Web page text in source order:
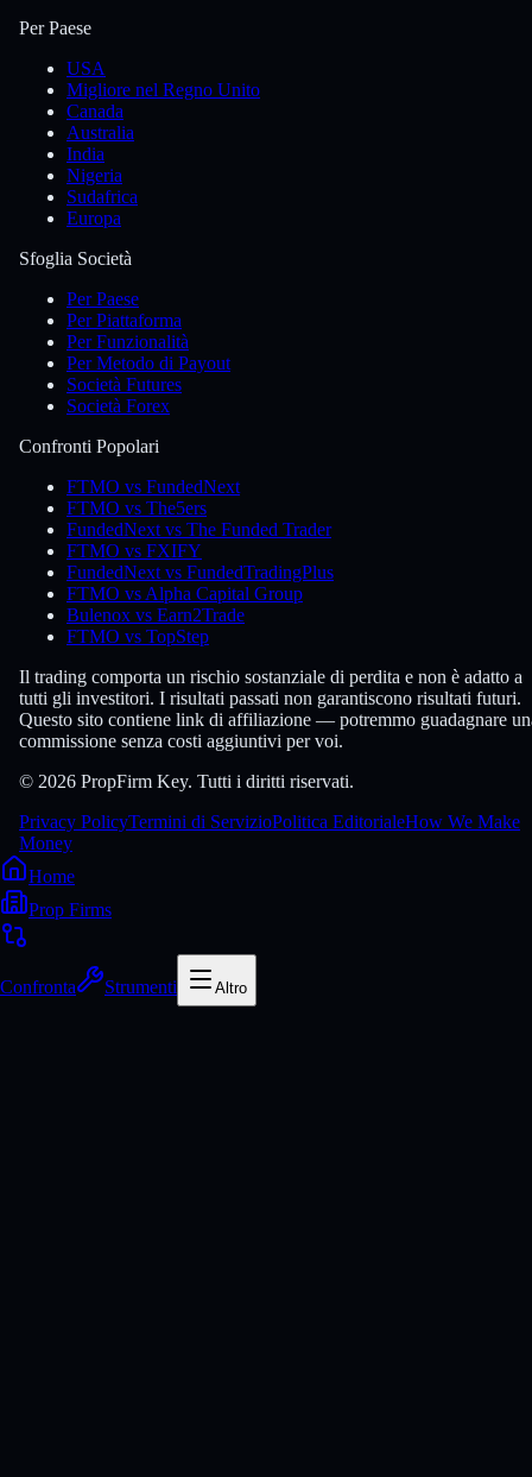
Per Paese
USA
Migliore nel Regno Unito
Canada
Australia
India
Nigeria
Sudafrica
Europa
Sfoglia Società
Per Paese
Per Piattaforma
Per Funzionalità
Per Metodo di Payout
Società Futures
Società Forex
Confronti Popolari
FTMO vs FundedNext
FTMO vs The5ers
FundedNext vs The Funded Trader
FTMO vs FXIFY
FundedNext vs FundedTradingPlus
FTMO vs Alpha Capital Group
Bulenox vs Earn2Trade
FTMO vs TopStep
Il trading comporta un rischio sostanziale di perdita e non è adatto a
tutti gli investitori. I risultati passati non garantiscono risultati futuri.
Questo sito contiene link di affiliazione — potremmo guadagnare
commissione senza costi aggiuntivi per voi.
© 2026 PropFirm Key. Tutti i diritti riservati.
Privacy PolicyTermini di ServizioPolitica EditorialeHow We Make
Money
Home
Prop Firms
Confronta Strumenti Altro